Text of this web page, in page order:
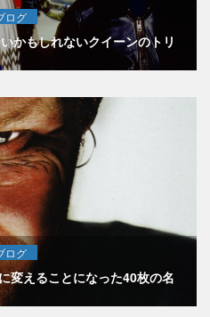
ログ
かもしれないクイーンのトリ
ログ
変えることになった40枚の名